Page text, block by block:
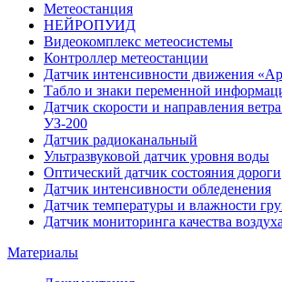
Метеостанция
НЕЙРОПУИД
Видеокомплекс метеосистемы
Контроллер метеостанции
Датчик интенсивности движения
Табло и знаки переменной
Датчик скорости и направления ветра
УЗ-200
Датчик радиоканальный
Ультразвуковой датчик уровня воды
Оптический датчик состояния дороги
Датчик интенсивности обледенения
Датчик температуры и влажности
Датчик мониторинга качества воздуха
Материалы